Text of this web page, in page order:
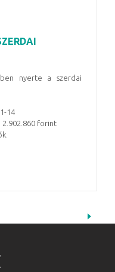
nyerte a szerdai
14
2.902.860 forint